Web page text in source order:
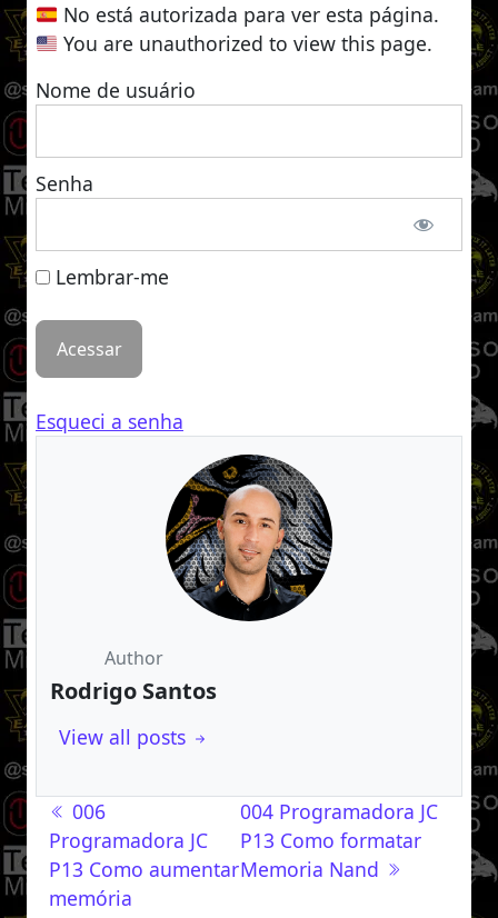
No está autorizada para ver esta página.
You are unauthorized to view this page.
Nome de usuário
Senha
Lembrar-me
Esqueci a senha
Author
Rodrigo Santos
View all posts
Navegação de post
006
Programadora JC
P13 Como aumentar
memória
004 Programadora JC
P13 Como formatar
Memoria Nand